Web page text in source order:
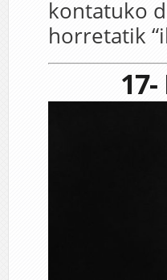
kontatuko
horretatik “